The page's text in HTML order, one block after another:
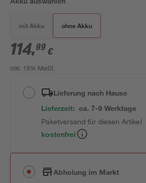
mit Akku ohne Akku
114,99 €
inkl. 19% MwSt.
Lieferung nach Hause
Lieferzeit: ca. 7-9 Werktage
Paketversand für diesen Artikel
kostenfrei
Abholung im Markt